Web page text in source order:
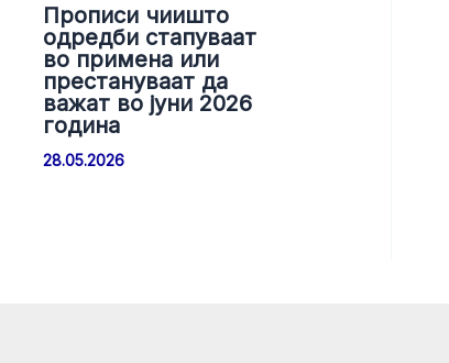
Прописи чиишто
одредби стапуваат
во примена или
престануваат да
важат во јуни 2026
година
28.05.2026